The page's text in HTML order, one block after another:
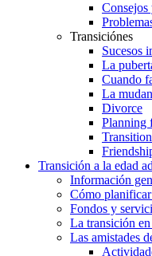
Consejos
Transiciónes
Sucesos
La
Cuando
La
Divorce
Planning
Transición a la edad
Información
Cómo
Fondos y
La transición
Las amistades